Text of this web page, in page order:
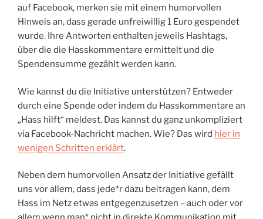
auf Facebook, merken sie mit einem humorvollen
Hinweis an, dass gerade unfreiwillig 1 Euro gespendet
wurde. Ihre Antworten enthalten jeweils Hashtags,
über die die Hasskommentare ermittelt und die
Spendensumme gezählt werden kann.
Wie kannst du die Initiative unterstützen? Entweder
durch eine Spende oder indem du Hasskommentare an
„Hass hilft“ meldest. Das kannst du ganz unkompliziert
via Facebook-Nachricht machen. Wie? Das wird hier in
wenigen Schritten erklärt.
Neben dem humorvollen Ansatz der Initiative gefällt
uns vor allem, dass jede*r dazu beitragen kann, dem
Hass im Netz etwas entgegenzusetzen – auch oder vor